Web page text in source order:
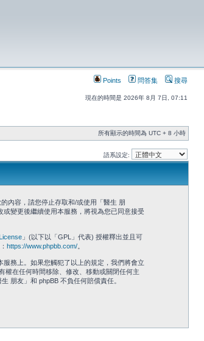
Points 問答集 搜尋
現在的時間是 2026年 8月 7日, 07:11
所有顯示的時間為 UTC + 8 小時
語系設定:
內容，請您停止存取和/或使用「醫生 朋
變更後繼續使用本服務，將視為您已同意接受
」(以下以「GPL」代表) 授權釋出並且可
https://www.phpbb.com/。
務上。如果您觸犯了以上的規定，我們將會立
權在任何時間移除、修改、移動或關閉任何主
朋友」和 phpBB 不負任何賠償責任。